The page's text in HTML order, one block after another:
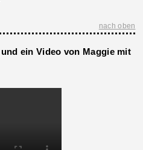
nach oben
und ein Video von Maggie mit